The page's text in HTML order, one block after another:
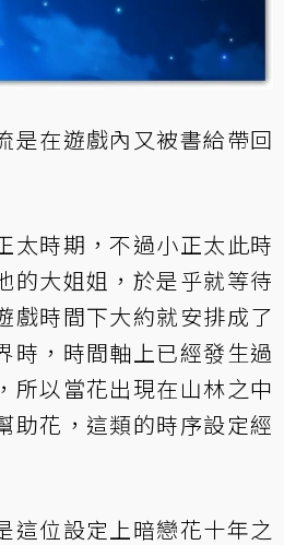
是在遊戲內又被書給帶回
太時期，不過小正太此時
的大姐姐，於是乎就等待
戲時間下大約就安排成了
時，時間軸上已經發生過
所以當花出現在山林之中
助花，這類的時序設定經
這位設定上暗戀花十年之